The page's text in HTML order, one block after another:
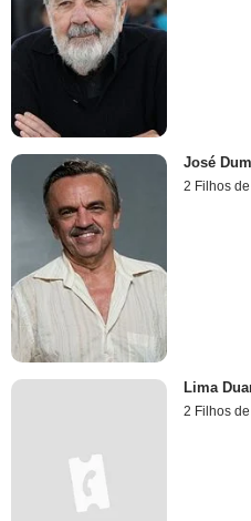
José
2 Filhos
Lima
2 Filhos